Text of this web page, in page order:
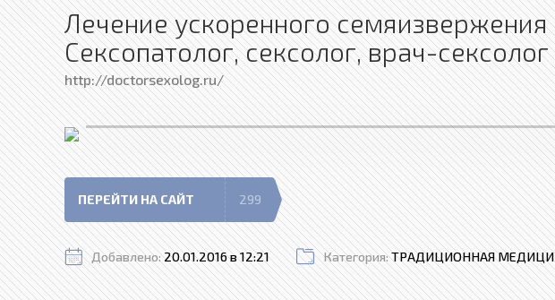
Лечение ускоренного
Сексопатолог, сексолог, врач-
http://doctorsexolog.ru/
ПЕРЕЙТИ НА САЙТ 299
Добавлено:20.01.2016 в 12:21 Категория:ТРАДИЦИОННАЯ МЕДИЦИНА